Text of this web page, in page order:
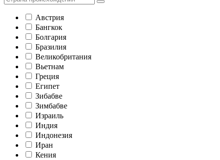
Австрия
Бангкок
Болгария
Бразилия
Великобритания
Вьетнам
Греция
Египет
Зибабве
Зимбабве
Израиль
Индия
Индонезия
Иран
Кения